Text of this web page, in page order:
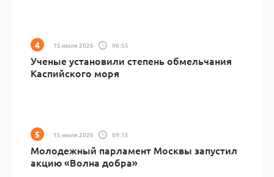
15 июля 2026 06:55
Ученые установили степень обмельчания
Каспийского моря
15 июля 2026 09:15
Молодежный парламент Москвы запустил
акцию «Волна добра»